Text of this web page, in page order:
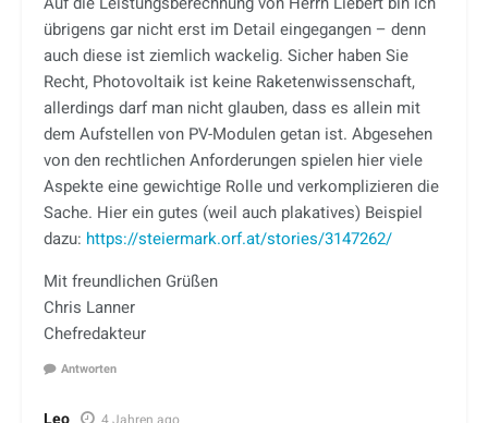
übrigens gar nicht erst im Detail eingegangen – denn
auch diese ist ziemlich wackelig. Sicher haben Sie
Recht, Photovoltaik ist keine Raketenwissenschaft,
allerdings darf man nicht glauben, dass es allein mit
dem Aufstellen von PV-Modulen getan ist. Abgesehen
von den rechtlichen Anforderungen spielen hier viele
Aspekte eine gewichtige Rolle und verkomplizieren die
Sache. Hier ein gutes (weil auch plakatives) Beispiel
dazu: https://steiermark.orf.at/stories/3147262/
Mit freundlichen Grüßen
Chris Lanner
Chefredakteur
Antworten